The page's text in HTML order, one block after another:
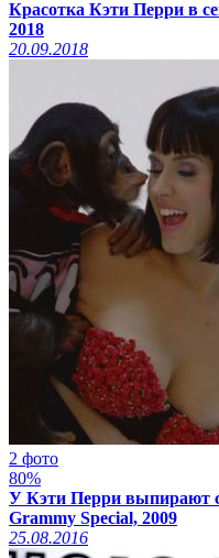
Красотка Кэти Перри в
2018
20.09.2018
2 фото
80%
У Кэти Перри выпирают
Grammy Special, 2009
25.08.2016